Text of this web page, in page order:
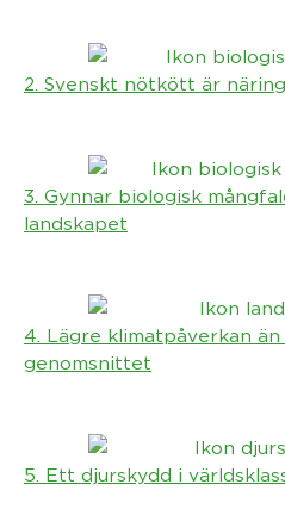
2. Svenskt nötkött är
3. Gynnar biologisk
landskapet
4. Lägre klimatpåverkan
genomsnittet
5. Ett djurskydd i